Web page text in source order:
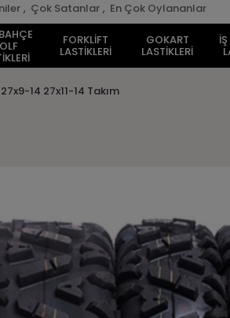
, Çok Satanlar , En Çok Oylananlar
FORKLİFT
LASTİKLERİ
GOKART
LASTİKLERİ
27x9-14 27x11-14 Takım